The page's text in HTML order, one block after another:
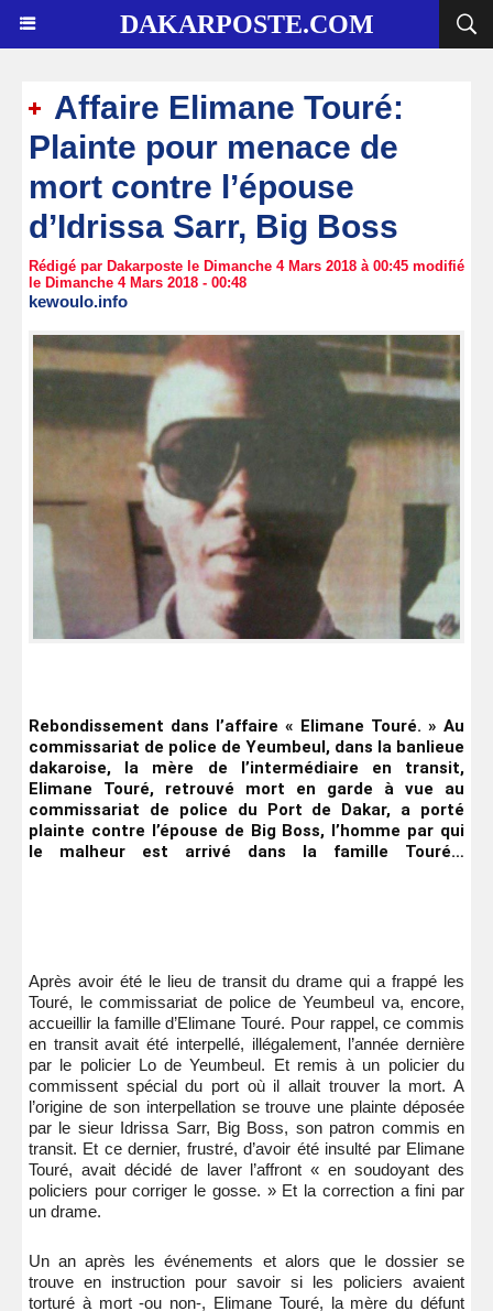
DAKARPOSTE.COM
Affaire Elimane Touré:
Plainte pour menace de
mort contre l’épouse
d’Idrissa Sarr, Big Boss
Rédigé par Dakarposte le Dimanche 4 Mars 2018 à 00:45 modifié
le Dimanche 4 Mars 2018 - 00:48
kewoulo.info
Rebondissement dans l’affaire « Elimane Touré. » Au
commissariat de police de Yeumbeul, dans la banlieue
dakaroise, la mère de l’intermédiaire en transit,
Elimane Touré, retrouvé mort en garde à vue au
commissariat de police du Port de Dakar, a porté
plainte contre l’épouse de Big Boss, l’homme par qui
le malheur est arrivé dans la famille Touré…
Après avoir été le lieu de transit du drame qui a frappé les
Touré, le commissariat de police de Yeumbeul va, encore,
accueillir la famille d’Elimane Touré. Pour rappel, ce commis
en transit avait été interpellé, illégalement, l’année dernière
par le policier Lo de Yeumbeul. Et remis à un policier du
commissent spécial du port où il allait trouver la mort. A
l’origine de son interpellation se trouve une plainte déposée
par le sieur Idrissa Sarr, Big Boss, son patron commis en
transit. Et ce dernier, frustré, d’avoir été insulté par Elimane
Touré, avait décidé de laver l’affront « en soudoyant des
policiers pour corriger le gosse. » Et la correction a fini par
un drame.
Un an après les événements et alors que le dossier se
trouve en instruction pour savoir si les policiers avaient
torturé à mort -ou non-, Elimane Touré, la mère du défunt